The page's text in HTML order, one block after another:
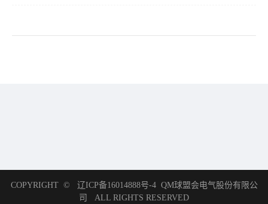
COPYRIGHT © 辽ICP备16014888号-4QM球盟会电气股份有限公
司
ALL RIGHTS RESERVED